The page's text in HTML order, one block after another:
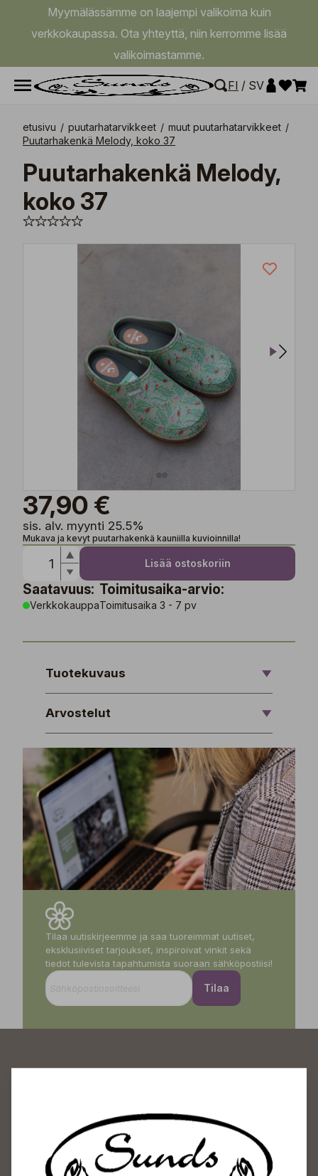
Myymälässämme on laajempi valikoima kuin
verkkokaupassa. Ota yhteyttä, niin kerromme lisää
valikoimastamme.
FI / SV
etusivu / puutarhatarvikkeet / muut puutarhatarvikkeet /
Puutarhakenkä Melody, koko 37
Puutarhakenkä Melody,
koko 37
37,90 €
sis. alv. myynti 25.5%
Mukava ja kevyt puutarhakenkä kauniilla kuvioinnilla!
Lisää ostoskoriin
Saatavuus:
Verkkokauppa
Toimitusaika-arvio:
Toimitusaika 3 - 7 pv
Tuotekuvaus
Arvostelut
Tilaa uutiskirjeemme ja saa tuoreimmat uutiset,
eksklusiiviset tarjoukset, inspiroivat vinkit sekä
tiedot tulevista tapahtumista suoraan sähköpostiisi!
Tilaa
Sundin Puutarhakeskus
Avoinna